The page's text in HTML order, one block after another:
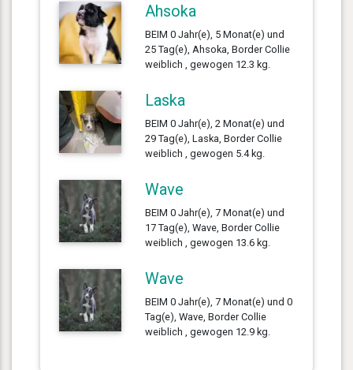
Ahsoka
BEIM 0 Jahr(e), 5 Monat(e) und
25 Tag(e), Ahsoka, Border Collie
weiblich , gewogen 12.3 kg.
Laska
BEIM 0 Jahr(e), 2 Monat(e) und
29 Tag(e), Laska, Border Collie
weiblich , gewogen 5.4 kg.
Wave
BEIM 0 Jahr(e), 7 Monat(e) und
17 Tag(e), Wave, Border Collie
weiblich , gewogen 13.6 kg.
Wave
BEIM 0 Jahr(e), 7 Monat(e) und 0
Tag(e), Wave, Border Collie
weiblich , gewogen 12.9 kg.